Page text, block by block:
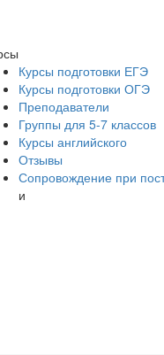
Курсы подготовки ЕГЭ
Курсы подготовки ОГЭ
Преподаватели
Группы для 5-7 классов
Курсы английского
Отзывы
Сопровождение при
и